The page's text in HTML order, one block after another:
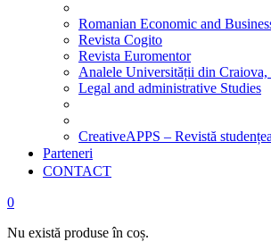
Romanian Economic and
Revista Cogito
Revista Euromentor
Analele Universității din
Legal and administrative Studies
CreativeAPPS – Revistă
Parteneri
CONTACT
0
Nu există produse în coș.